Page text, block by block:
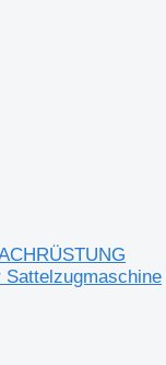
Sattelzugmaschine